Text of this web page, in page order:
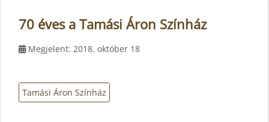
70 éves a Tamási Áron Színház
Megjelent: 2018. október 18
Tamási Áron Színház